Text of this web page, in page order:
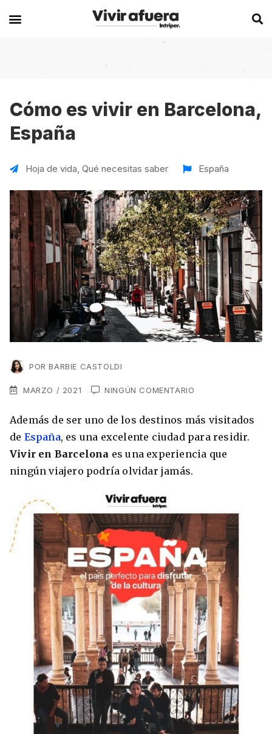
Secciones
Becas
Historias de viajeros
Visas
Voluntariados
Work
Working Holidays
Lo último sobre intercambios
Los países que más innovan en el campo
digital
Romina Guzman 24/11/2021
Australia permitirá la entrada de
estudiantes y trabajadores cualificados
vacunados contra el Covid-19
Agustina Fontirroig 23/11/2021
Europa
Alemania
Bélgica
Francia
Irlanda
Italia
Malta
Reino Unido
Suecia
China
Corea del Sur
Japón
Oceanía
Australia
Nueva Zelanda
América
Brasil
Canadá
Estados Unidos
Ecuador
México
Experiencias en el extranjero
Australia
Canadá
Malta
Nueva Zelanda
VER TODAS LAS EXPERIENCIAS
Estudia un Máster de Marketing en Madrid
Estudia Inglés frente al Mediterráneo
Síguenos en las redes
Suscríbete a nuestro
newsletter
Recibe toda la info que necesitas para
He leído y acepto los Términos y
Condiciones
ENVIAR
Cómo es vivir en Barcelona,
España
Hoja de vida, Qué necesitas saber España
POR BARBIE CASTOLDI
MARZO / 2021 NINGÚN COMENTARIO
Además de ser uno de los destinos más visitados
de España, es una excelente ciudad para residir.
Vivir en Barcelona es una experiencia que
ningún viajero podría olvidar jamás.